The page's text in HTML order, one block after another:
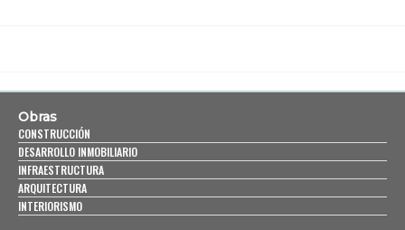
Obras
CONSTRUCCIÓN
DESARROLLO INMOBILIARIO
INFRAESTRUCTURA
ARQUITECTURA
INTERIORISMO